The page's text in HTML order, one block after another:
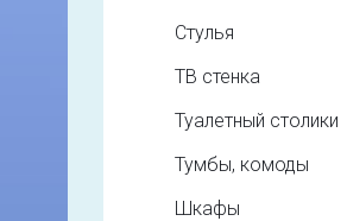
Стулья
ТВ стенка
Туалетный столики
Тумбы, комоды
Шкафы